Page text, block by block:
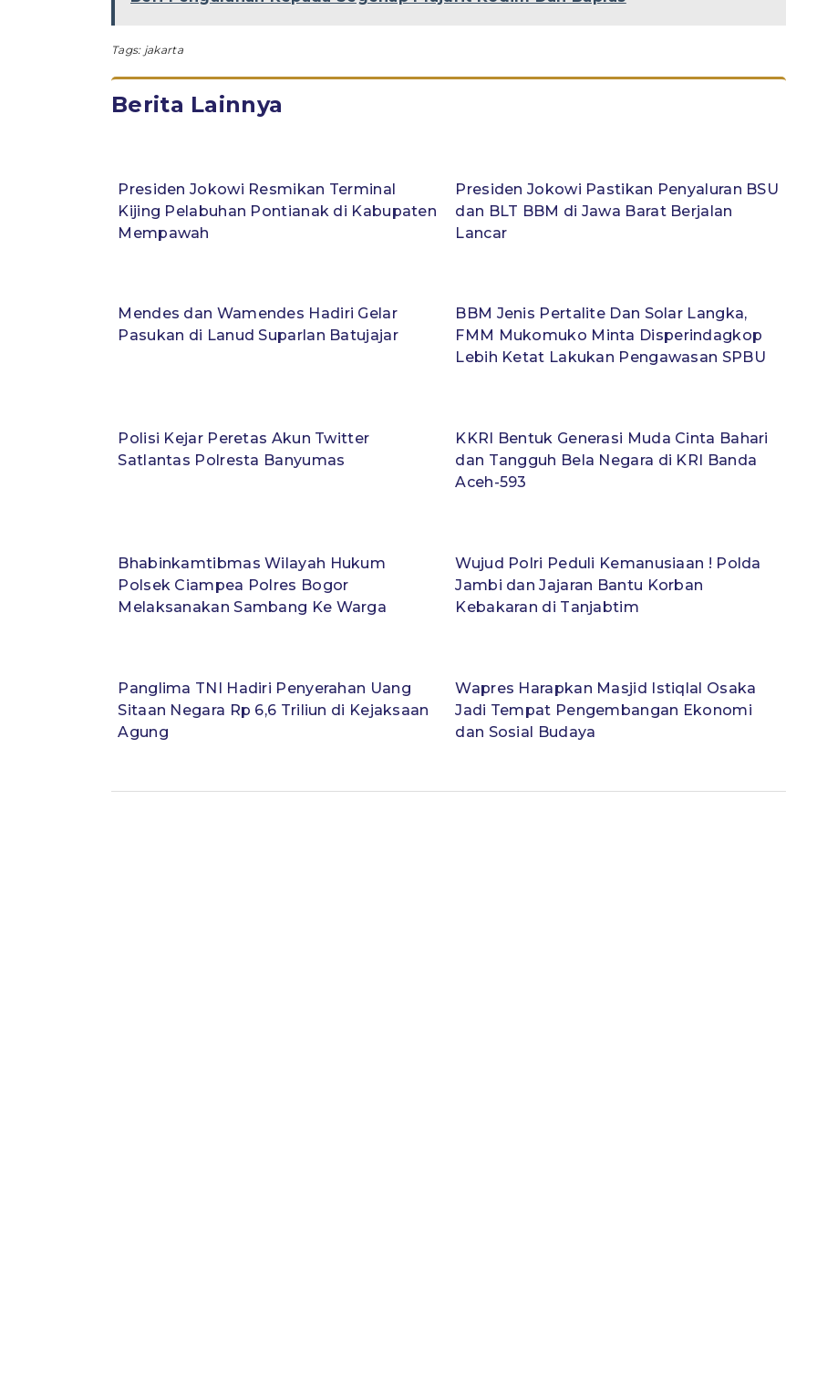
Tags: jakarta
Berita Lainnya
Presiden Jokowi Resmikan Terminal
Kijing Pelabuhan Pontianak di Kabupaten
Mempawah
Presiden Jokowi Pastikan Penyaluran BSU
dan BLT BBM di Jawa Barat Berjalan
Lancar
Mendes dan Wamendes Hadiri Gelar
Pasukan di Lanud Suparlan Batujajar
BBM Jenis Pertalite Dan Solar Langka,
FMM Mukomuko Minta Disperindagkop
Lebih Ketat Lakukan Pengawasan SPBU
Polisi Kejar Peretas Akun Twitter
Satlantas Polresta Banyumas
KKRI Bentuk Generasi Muda Cinta Bahari
dan Tangguh Bela Negara di KRI Banda
Aceh-593
Bhabinkamtibmas Wilayah Hukum
Polsek Ciampea Polres Bogor
Melaksanakan Sambang Ke Warga
Wujud Polri Peduli Kemanusiaan ! Polda
Jambi dan Jajaran Bantu Korban
Kebakaran di Tanjabtim
Panglima TNI Hadiri Penyerahan Uang
Sitaan Negara Rp 6,6 Triliun di Kejaksaan
Agung
Wapres Harapkan Masjid Istiqlal Osaka
Jadi Tempat Pengembangan Ekonomi
dan Sosial Budaya